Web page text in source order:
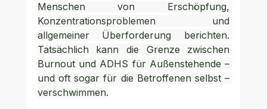
Menschen von Erschöpfung,
Konzentrationsproblemen und
allgemeiner Überforderung berichten.
Tatsächlich kann die Grenze zwischen
Burnout und ADHS für Außenstehende –
und oft sogar für die Betroffenen selbst –
verschwimmen.